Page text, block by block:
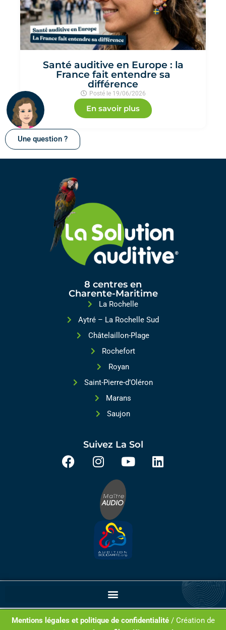
Santé auditive en Europe : la
France fait entendre sa
différence
Posté le 19/06/2026
En savoir plus
Une question ?
8 centres en
Charente-Maritime
La Rochelle
Aytré – La Rochelle Sud
Châtelaillon-Plage
Rochefort
Royan
Saint-Pierre-d’Oléron
Marans
Saujon
Suivez La Sol
Mentions légales et politique de confidentialité/ Création de